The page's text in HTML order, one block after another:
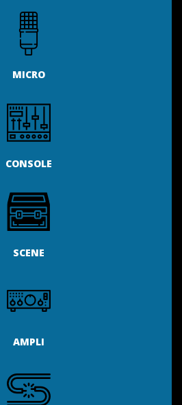
MICRO
CONSOLE
SCENE
AMPLI